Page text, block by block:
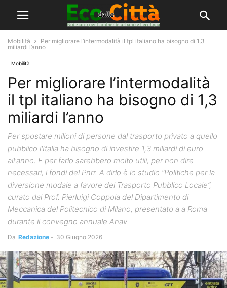
Mobilità
Per migliorare l’intermodalità il tpl italiano ha bisogno di 1,3
miliardi l’anno
Mobilità
Per migliorare l’intermodalità
il tpl italiano ha bisogno di 1,3
miliardi l’anno
Per spostare milioni di persone dal trasporto privato a quello
pubblico l'Italia ha bisogno di investire 1,3 miliardi di euro
all'anno. E per farlo sarebbero molto utili, per non dire
necessari, i fondi del Pnrr. A dirlo è lo studio “Politiche per la
diversione modale a favore del Trasporto Pubblico Locale”,
curato dal Prof. Pierluigi Coppola del Dipartimento di
Meccanica del Politecnico di Milano, presentato a a Roma
durante il convegno annuale Anav
Da Redazione - 30 Giugno 2026